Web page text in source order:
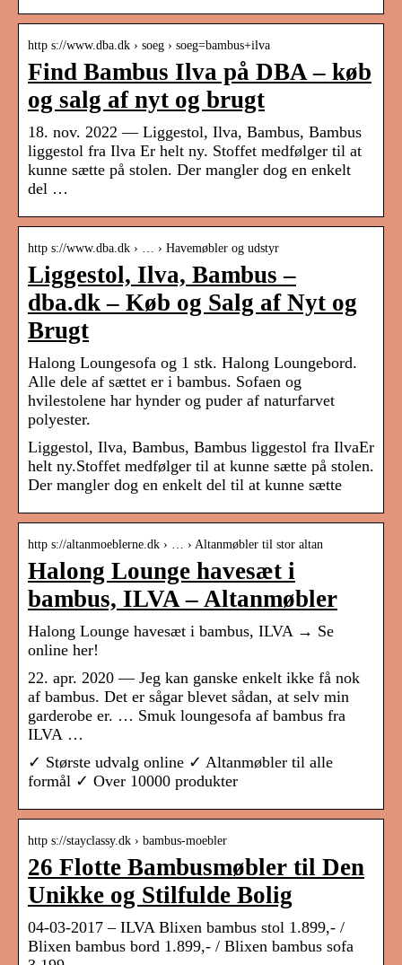
http s://www.dba.dk › soeg › soeg=bambus+ilva
Find Bambus Ilva på DBA – køb
og salg af nyt og brugt
18. nov. 2022 — Liggestol, Ilva, Bambus, Bambus
liggestol fra Ilva Er helt ny. Stoffet medfølger til at
kunne sætte på stolen. Der mangler dog en enkelt
del …
http s://www.dba.dk › … › Havemøbler og udstyr
Liggestol, Ilva, Bambus –
dba.dk – Køb og Salg af Nyt og
Brugt
Halong Loungesofa og 1 stk. Halong Loungebord.
Alle dele af sættet er i bambus. Sofaen og
hvilestolene har hynder og puder af naturfarvet
polyester.
Liggestol, Ilva, Bambus, Bambus liggestol fra IlvaEr
helt ny.Stoffet medfølger til at kunne sætte på stolen.
Der mangler dog en enkelt del til at kunne sætte
http s://altanmoeblerne.dk › … › Altanmøbler til stor altan
Halong Lounge havesæt i
bambus, ILVA – Altanmøbler
Halong Lounge havesæt i bambus, ILVA → Se
online her!
22. apr. 2020 — Jeg kan ganske enkelt ikke få nok
af bambus. Det er sågar blevet sådan, at selv min
garderobe er. … Smuk loungesofa af bambus fra
ILVA …
✓ Største udvalg online ✓ Altanmøbler til alle
formål ✓ Over 10000 produkter
http s://stayclassy.dk › bambus-moebler
26 Flotte Bambusmøbler til Den
Unikke og Stilfulde Bolig
04-03-2017 – ILVA Blixen bambus stol 1.899,- /
Blixen bambus bord 1.899,- / Blixen bambus sofa